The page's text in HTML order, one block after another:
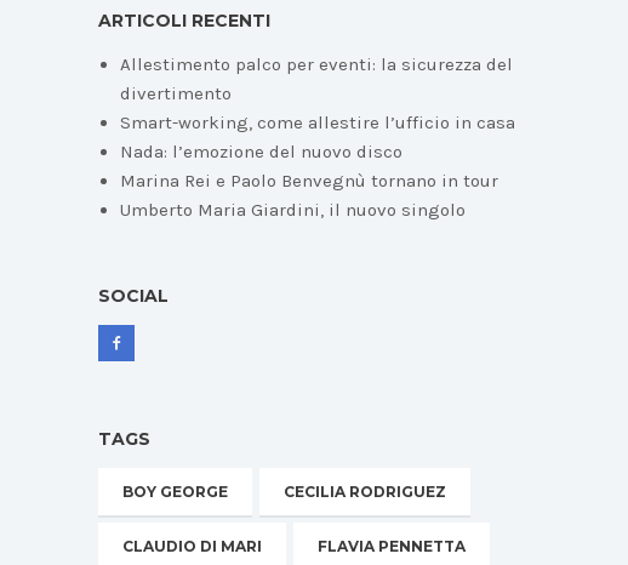
ARTICOLI RECENTI
Allestimento palco per eventi: la sicurezza del
divertimento
Smart-working, come allestire l’ufficio in casa
Nada: l’emozione del nuovo disco
Marina Rei e Paolo Benvegnù tornano in tour
Umberto Maria Giardini, il nuovo singolo
SOCIAL
TAGS
BOY GEORGE CECILIA RODRIGUEZ
CLAUDIO DI MARI FLAVIA PENNETTA